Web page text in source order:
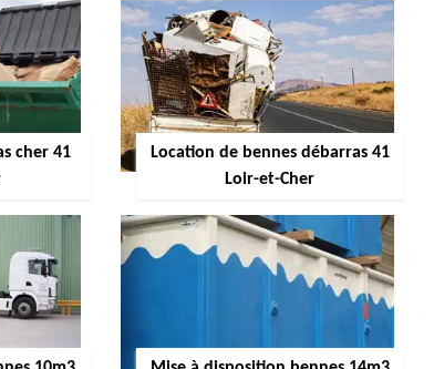
cher 41
Location de bennes débarras 41
Loir-et-Cher